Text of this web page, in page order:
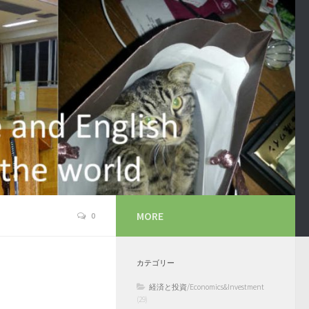
0 MORE
カテゴリー
経済と投資/Economics&Investment
(29)